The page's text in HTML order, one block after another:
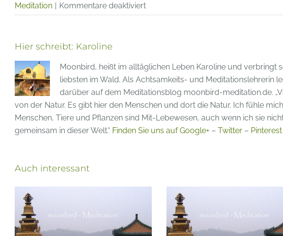
Meditation | Kommentare deaktiviertfür
Meditationsworkshop
finden
März
2019
Hier schreibt: Karoline
Moonbird, heißt im alltäglichen Leben Karoline und verbringt
liebsten im Wald. Als Achtsamkeits- und Meditationslehrerin
darüber auf dem Meditationsblog moonbird-meditation.de.
von der Natur. Es gibt hier den Menschen und dort die Natur. Ich fühle
Menschen, Tiere und Pflanzen sind Mit-Lebewesen, auch wenn ich sie
gemeinsam in dieser Welt.“ Finden Sie uns auf Google+ – Twitter – Pinterest
Auch interessant